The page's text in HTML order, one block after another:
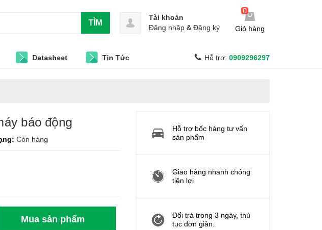
TÌM
0
Giỏ hàng
Tài khoản
Đăng nhập & Đăng ký
Datasheet Tin Tức Hỗ trợ: 0909296297
báo động
Còn hàng
Mua sản phẩm
Hỗ trợ bốc hàng tư vấn
sản phẩm
Giao hàng nhanh chóng
tiện lợi
Đổi trả trong 3 ngày, thủ
tục đơn giản.